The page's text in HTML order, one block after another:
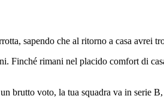
sapendo che al ritorno a casa avrei
rimani nel placido comfort di
brutto voto, la tua squadra va in serie